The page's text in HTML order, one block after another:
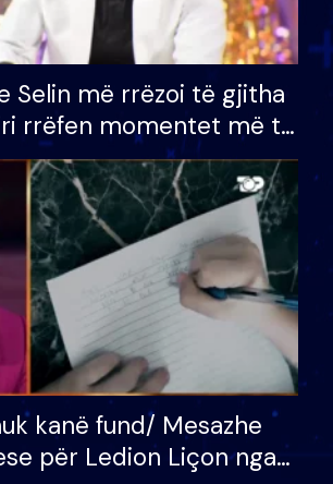
Selin më rrëzoi të gjitha
rrëfen momentet më të
e BB VIP: Do më
e mëngjesit kur…
kanë fund/ Mesazhe
për Ledion Liçon nga